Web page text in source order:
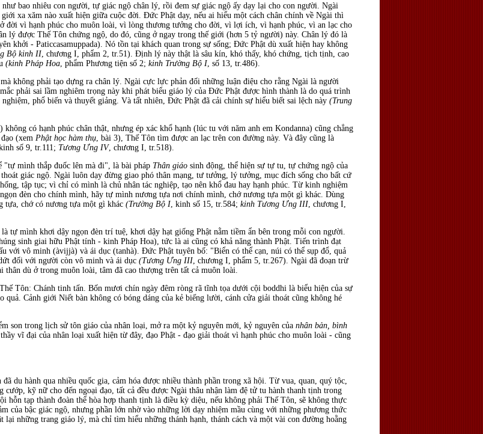
bao nhiêu con người, tự giác ngộ chân lý, rồi đem sự giác ngộ ấy dạy lại cho con người. Ngài
xa xăm nào xuất hiện giữa cuộc đời. Ðức Phật dạy, nếu ai hiểu một cách chân chính về Ngài thì
đời vì hạnh phúc cho muôn loài, vì lòng thương tưởng cho đời, vì lợi ích, vì hạnh phúc, vì an lạc cho
lý được Thế Tôn chứng ngộ, do đó, cũng ở ngay trong thế giới (hơn 5 tỷ người) này. Chân lý đó là
khởi - Paticcasamuppada). Nó tồn tại khách quan trong sự sống; Ðức Phật dù xuất hiện hay không
Bộ kinh II , chương I, phẩm 2, tr.51). Ðịnh lý này thật là sâu kín, khó thấy, khó chứng, tịch tịnh, cao
(kinh Pháp Hoa , phẩm Phương tiện số 2; kinh Trường Bộ I , số 13, tr.486).
không phải tạo dựng ra chân lý. Ngài cực lực phản đối những luận điệu cho rằng Ngài là người
phải sai lầm nghiêm trọng này khi phát biểu giáo lý của Ðức Phật được hình thành là do quá trình
phổ biến và thuyết giảng. Và tất nhiên, Ðức Phật đã cải chính sự hiểu biết sai lệch này (Trung
có hạnh phúc chân thật, nhưng ép xác khổ hạnh (lúc tu với năm anh em Kondanna) cũng chẳng
(xem Phật học hàm thụ , bài 3), Thế Tôn tìm được an lạc trên con đường này. Và đây cũng là
kinh số 9, tr.111; Tương Ưng IV, chương I, tr.518).
"tự mình thắp đuốc lên mà đi", là bài pháp Thân giáo sinh động, thể hiện sự tự tu, tự chứng ngộ của
giác ngộ. Ngài luôn dạy đừng giao phó thân mạng, tư tưởng, lý tưởng, mục đích sống cho bất cứ
tập tục; vì chỉ có mình là chủ nhân tác nghiệp, tạo nên khổ đau hay hạnh phúc. Từ kinh nghiệm
đèn cho chính mình, hãy tự mình nương tựa nơi chính mình, chớ nương tựa một gì khác. Dùng
tựa, chớ có nương tựa một gì khác (Trường Bộ I , kinh số 15, tr.584; kinh Tương Ưng III , chương I,
tự mình khơi dậy ngọn đèn trí tuệ, khơi dậy hạt giống Phật nằm tiềm ẩn bên trong mỗi con người.
sinh giai hữu Phật tính - kinh Pháp Hoa), tức là ai cũng có khả năng thành Phật. Tiến trình đạt
với vô minh (àvijjà) và ái dục (tanhà). Ðức Phật tuyên bố: "Biển có thể cạn, núi có thể sụp đổ, quả
đối với người còn vô minh và ái dục (Tương Ưng III , chương I, phẩm 5, tr.267). Ngài đã đoạn trừ
dù ở trong muôn loài, tâm đã cao thượng trên tất cả muôn loài.
Tôn: Chánh tinh tấn. Bốn mươi chín ngày đêm ròng rã tĩnh tọa dưới cội boddhi là biểu hiện của sự
Cảnh giới Niết bàn không có bóng dáng của kẻ biếng lười, cánh cửa giải thoát cũng không hé
son trong lịch sử tôn giáo của nhân loại, mở ra một kỷ nguyên mới, kỷ nguyên của nhân bản, bình
thầy vĩ đại của nhân loại xuất hiện từ đây, đạo Phật - đạo giải thoát vì hạnh phúc cho muôn loài - cũng
du hành qua nhiều quốc gia, cảm hóa được nhiều thành phần trong xã hội. Từ vua, quan, quý tộc,
kỹ nữ cho đến ngoại đạo, tất cả đều được Ngài thâu nhận làm đệ tử tu hành thanh tịnh trong
hỗn tạp thành đoàn thể hòa hợp thanh tịnh là điều kỳ diệu, nếu không phải Thế Tôn, sẽ không thực
của bậc giác ngộ, nhưng phần lớn nhờ vào những lời dạy nhiệm mầu cùng với những phương thức
những trang giáo lý, mà chỉ tìm hiểu những thánh hạnh, thánh cách và một vài con đường hoằng